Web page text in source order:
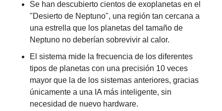
Se han descubierto cientos de exoplanetas en el
"Desierto de Neptuno", una región tan cercana a
una estrella que los planetas del tamaño de
Neptuno no deberían sobrevivir al calor.
El sistema mide la frecuencia de los diferentes
tipos de planetas con una precisión 10 veces
mayor que la de los sistemas anteriores, gracias
únicamente a una IA más inteligente, sin
necesidad de nuevo hardware.